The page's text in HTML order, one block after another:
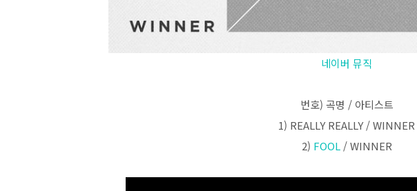
네이버 뮤직
번호) 곡명 / 아티스트
1) REALLY REALLY / WINNER
2) FOOL/ WINNER